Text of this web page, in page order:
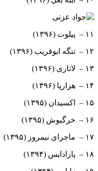
۱۱ – پیلوت (۱۳۹۶)
۱۲ – تنگه ابوقریب (۱۳۹۶)
۱۳ – لاتاری (۱۳۹۶)
۱۴ – هزارپا (۱۳۹۶)
۱۵ – اکسیدان (۱۳۹۵)
۱۶ – خرگیوش (۱۳۹۵)
۱۷ – ماجرای نیمروز (۱۳۹۵)
۱۸ – پارادایس (۱۳۹۴)